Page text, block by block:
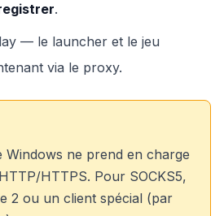
.
— le launcher et le jeu
via le proxy.
Windows ne prend en charge
HTTPS. Pour SOCKS5,
2 ou un client spécial (par